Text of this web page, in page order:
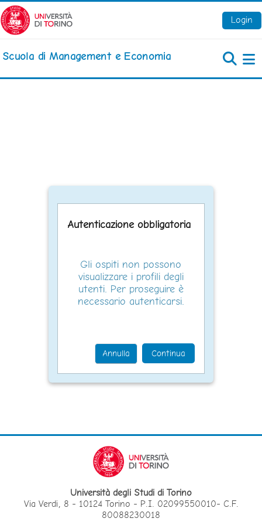
Vai al contenuto principale
Login
Scuola di Management e Economia
Autenticazione obbligatoria
Gli ospiti non possono
visualizzare i profili degli
utenti. Per proseguire è
necessario autenticarsi.
Annulla Continua
Università degli Studi di Torino
Via Verdi, 8 - 10124 Torino - P.I. 02099550010- C.F.
80088230018